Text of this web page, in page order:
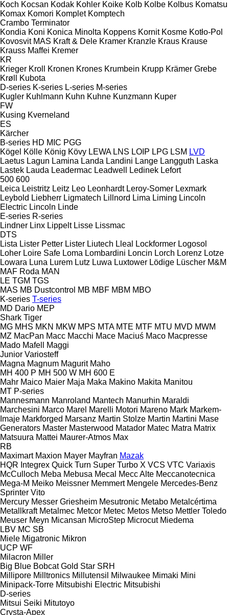
Koch Kocsan Kodak Kohler Koike Kolb Kolbe Kolbus Komatsu
Komax Komori Komplet Komptech
Crambo Terminator
Kondia Koni Konica Minolta Koppens Kornit Kosme Kotło-Pol
Kovosvit MAS Kraft & Dele Kramer Kranzle Kraus Krause
Krauss Maffei Kremer
KR
Krieger Kroll Kronen Krones Krumbein Krupp Krämer Grebe
Krøll
Kubota
D-series K-series L-series M-series
Kugler Kuhlmann Kuhn Kuhne Kunzmann Kuper
FW
Kusing Kverneland
ES
Kärcher
B-series HD MIC PGG
Kögel Kölle König Kövy LEWA LNS LOIP LPG LSM LVD
Laetus Lagun Lamina Landa Landini Lange Langguth Laska
Lastek Lauda Leadermac Leadwell Ledinek Lefort
500 600
Leica Leistritz Leitz Leo Leonhardt Leroy-Somer Lexmark
Leybold Liebherr Ligmatech Lillnord Lima Liming Lincoln
Electric Lincoln Linde
E-series R-series
Lindner Linx Lippelt Lisse Lissmac
DTS
Lista Lister Petter Lister Liutech Lleal Lockformer Logosol
Loher Loire Safe Loma Lombardini Loncin Lorch Lorenz Lotze
Lowara Luna Lurem Lutz Luwa Luxtower Lödige Lüscher M&M
MAF Roda MAN
LE TGM TGS
MAS MB Dustcontrol MB MBF MBM MBO
K-series T-series
MD Dario MEP
Shark Tiger
MG MHS MKN MKW MPS MTA MTE MTF MTU MVD MWM
MZ MacPan Macc Macchi Mace Maciuś Maco Macpresse
Mado Mafell
Maggi
Junior Variosteff
Magna Magnum Magurit Maho
MH 400 P MH 500 W MH 600 E
Mahr Maico Maier Maja Maka Makino Makita Manitou
MT P-series
Mannesmann Manroland Mantech Manurhin Maraldi
Marchesini Marco Marel Marelli Motori Mareno Mark Markem-
Imaje Markforged Marsanz Martin Stolze Martin Martini Mase
Generators Master Masterwood Matador Matec Matra Matrix
Matsuura Mattei Maurer-Atmos Max
RB
Maximart Maxion Mayer Mayfran Mazak
HQR Integrex Quick Turn Super Turbo X VCS VTC Variaxis
McCulloch Meba Mebusa Mecal Mecc Alte Meccanotecnica
Mega-M Meiko Meissner Memmert Mengele Mercedes-Benz
Sprinter Vito
Mercury Messer Griesheim Mesutronic Metabo Metalcértima
Metallkraft Metalmec Metcor Metec Metos Metso Mettler Toledo
Meuser Meyn Micansan MicroStep Microcut Miedema
LBV MC SB
Miele Migatronic Mikron
UCP WF
Milacron Miller
Big Blue Bobcat Gold Star SRH
Millipore Milltronics Millutensil Milwaukee Mimaki Mini
Minipack-Torre Mitsubishi Electric Mitsubishi
D-series
Mitsui Seiki Mitutoyo
Crysta-Apex